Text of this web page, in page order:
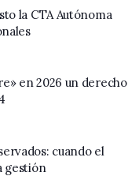
la CTA Autónoma
en 2026 un derecho
cuando el
gestión